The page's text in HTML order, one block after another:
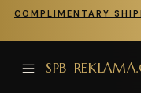
COMPLIMENTARY
SPB-